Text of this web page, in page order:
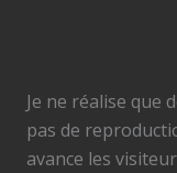
Je ne réalise que
pas de
avance les